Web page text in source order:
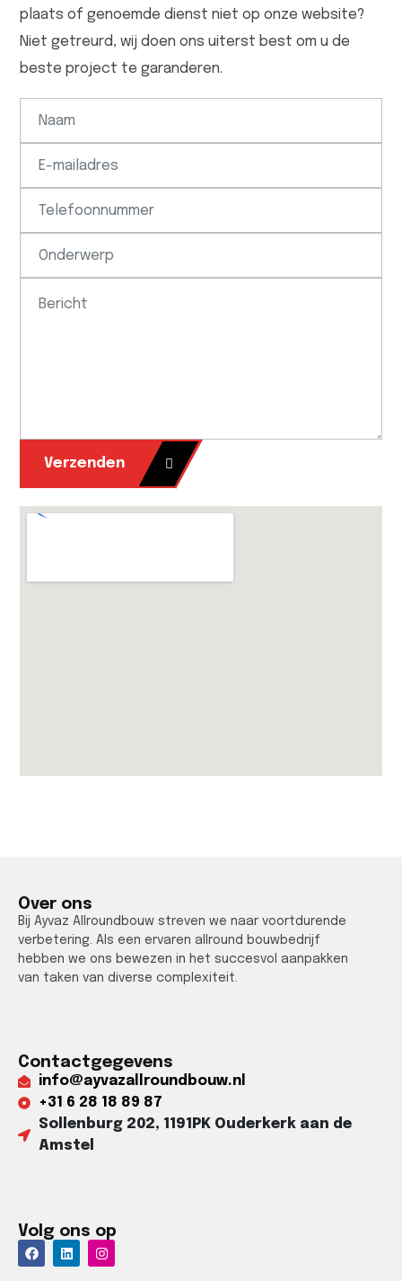
plaats of genoemde dienst niet op onze website?
Niet getreurd, wij doen ons uiterst best om u de
beste project te garanderen.
Verzenden
Over ons
Bij Ayvaz Allroundbouw streven we naar voortdurende
verbetering. Als een ervaren allround bouwbedrijf
hebben we ons bewezen in het succesvol aanpakken
van taken van diverse complexiteit.
Contactgegevens
info@ayvazallroundbouw.nl
+31 6 28 18 89 87​
Sollenburg 202, 1191PK Ouderkerk aan de
Amstel​
Volg ons op